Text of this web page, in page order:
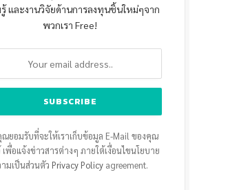
และงานวิจัยด้านการลงทุนชิ้นใหม่ๆจาก
พวกเรา Free!
ณยอมรับที่จะให้เราเก็บข้อมูล E-Mail ของคุณ
เพื่อแจ้งข่าวสารต่างๆ ภายใต้เงื่อนไขนโยบาย
ามเป็นส่วนตัว Privacy Policy agreement.